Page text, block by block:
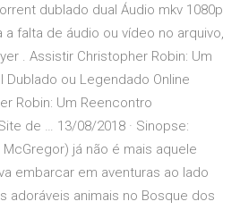
dublado dual Áudio mkv 1080p
a falta de áudio ou vídeo no arquivo,
. Assistir Christopher Robin: Um
ou Legendado Online
Robin: Um Reencontro
de … 13/08/2018 · Sinopse:
já não é mais aquele
embarcar em aventuras ao lado
adoráveis animais no Bosque dos